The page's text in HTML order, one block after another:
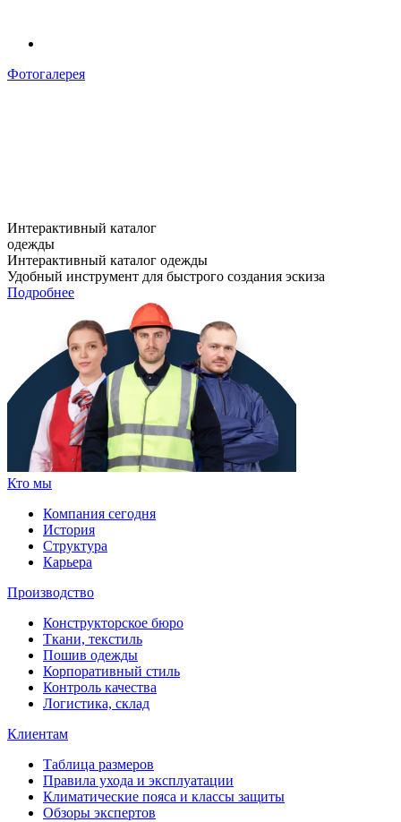
Фотогалерея
Интерактивный каталог
одежды
Интерактивный каталог одежды
Удобный инструмент для быстрого создания эскиза
Подробнее
Кто мы
Компания сегодня
История
Структура
Карьера
Производство
Конструкторское бюро
Ткани, текстиль
Пошив одежды
Корпоративный стиль
Контроль качества
Логистика, склад
Клиентам
Таблица размеров
Правила ухода и эксплуатации
Климатические пояса и классы защиты
Обзоры экспертов